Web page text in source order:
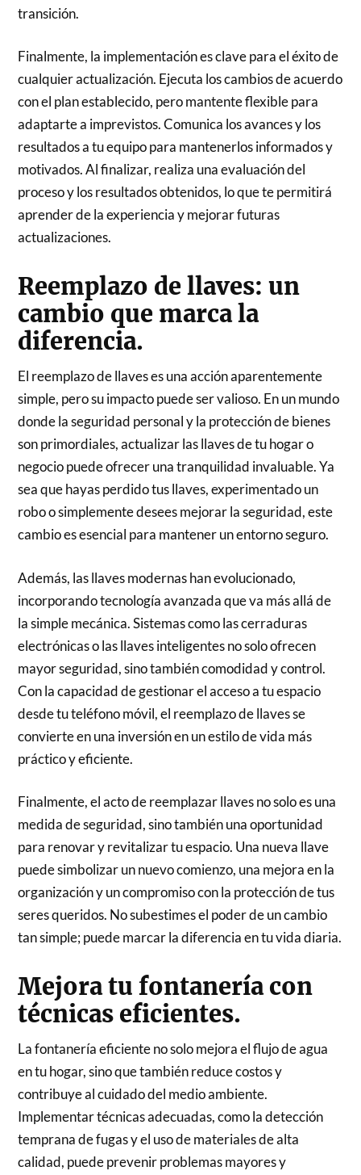
transición.
Finalmente, la implementación es clave para el éxito de
cualquier actualización. Ejecuta los cambios de acuerdo
con el plan establecido, pero mantente flexible para
adaptarte a imprevistos. Comunica los avances y los
resultados a tu equipo para mantenerlos informados y
motivados. Al finalizar, realiza una evaluación del
proceso y los resultados obtenidos, lo que te permitirá
aprender de la experiencia y mejorar futuras
actualizaciones.
Reemplazo de llaves: un
cambio que marca la
diferencia.
El reemplazo de llaves es una acción aparentemente
simple, pero su impacto puede ser valioso. En un mundo
donde la seguridad personal y la protección de bienes
son primordiales, actualizar las llaves de tu hogar o
negocio puede ofrecer una tranquilidad invaluable. Ya
sea que hayas perdido tus llaves, experimentado un
robo o simplemente desees mejorar la seguridad, este
cambio es esencial para mantener un entorno seguro.
Además, las llaves modernas han evolucionado,
incorporando tecnología avanzada que va más allá de
la simple mecánica. Sistemas como las cerraduras
electrónicas o las llaves inteligentes no solo ofrecen
mayor seguridad, sino también comodidad y control.
Con la capacidad de gestionar el acceso a tu espacio
desde tu teléfono móvil, el reemplazo de llaves se
convierte en una inversión en un estilo de vida más
práctico y eficiente.
Finalmente, el acto de reemplazar llaves no solo es una
medida de seguridad, sino también una oportunidad
para renovar y revitalizar tu espacio. Una nueva llave
puede simbolizar un nuevo comienzo, una mejora en la
organización y un compromiso con la protección de tus
seres queridos. No subestimes el poder de un cambio
tan simple; puede marcar la diferencia en tu vida diaria.
Mejora tu fontanería con
técnicas eficientes.
La fontanería eficiente no solo mejora el flujo de agua
en tu hogar, sino que también reduce costos y
contribuye al cuidado del medio ambiente.
Implementar técnicas adecuadas, como la detección
temprana de fugas y el uso de materiales de alta
calidad, puede prevenir problemas mayores y